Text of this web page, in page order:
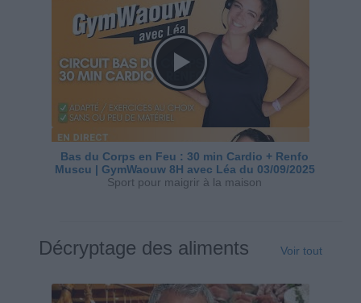
Bas du Corps en Feu : 30 min Cardio + Renfo
Muscu | GymWaouw 8H avec Léa du 03/09/2025
Sport pour maigrir à la maison
Décryptage des aliments Voir tout